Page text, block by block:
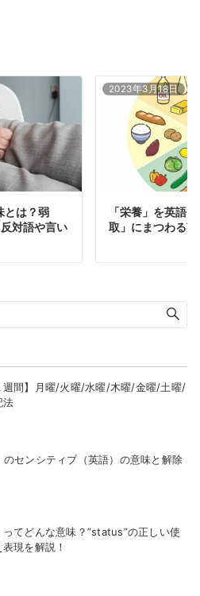
とは？弱
対語や言い
2023年3月18日
「栄養」を英語
取」にまつわる
週間】月曜/火曜/水曜/木曜/金曜/土曜/
法
センシティブ（英語）の意味と解除
ってどんな意味？”status”の正しい使
現を解説！